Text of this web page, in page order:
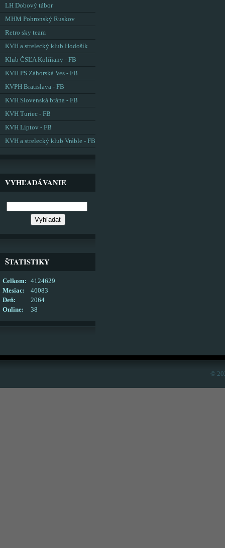
LH Dobový tábor
MHM Pohronský Ruskov
Retro sky team
KVH a strelecký klub Hodošík
Klub ČSĽA Kolíňany - FB
KVH PS Záhorská Ves - FB
KVPH Bratislava - FB
KVH Slovenská brána - FB
KVH Turiec - FB
KVH Liptov - FB
KVH a strelecký klub Vráble - FB
VYHĽADÁVANIE
ŠTATISTIKY
Online: 38
Celkom:
4124629
Mesiac:
46083
Deň:
2064
©